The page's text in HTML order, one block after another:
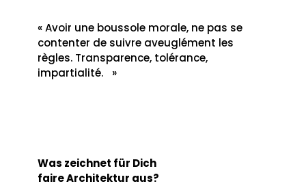
« Avoir une boussole morale, ne pas se
contenter de suivre aveuglément les
règles. Transparence, tolérance,
impartialité. »
Was zeichnet für Dich
faire Architektur aus?